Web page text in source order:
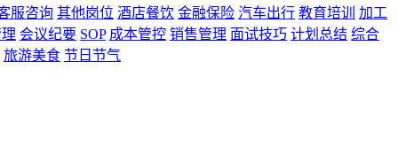
服咨询 其他岗位 酒店餐饮 金融保险 汽车出行 教育培训
加工
会议纪要 SOP 成本管控 销售管理 面试技巧 计划总结 综合
旅游美食 节日节气